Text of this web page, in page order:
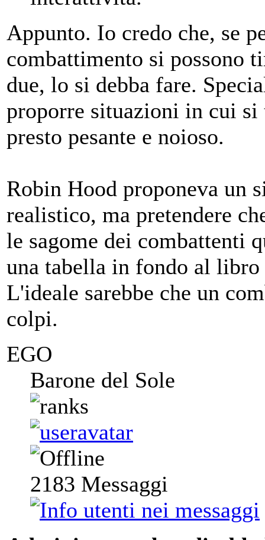
Appunto. Io credo che, se
combattimento si possono
due, lo si debba fare.
proporre situazioni in cui
presto pesante e noioso.
Robin Hood proponeva un
realistico, ma pretendere
le sagome dei combattenti
una tabella in fondo al
L'ideale sarebbe che un
colpi.
EGO
Barone del Sole
2183 Messaggi